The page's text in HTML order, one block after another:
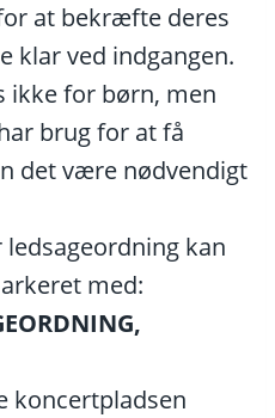
at bekræfte deres
klar ved indgangen.
ikke for børn, men
brug for at få
det være nødvendigt
ledsageordning kan
med:
koncertpladsen